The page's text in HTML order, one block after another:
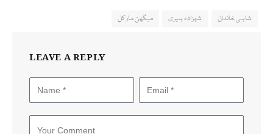
شاہی خاندان شہزادہ ہیری میگھن مارکل
LEAVE A REPLY